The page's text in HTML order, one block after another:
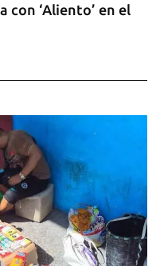
con ‘Aliento’ en el
en Madrid